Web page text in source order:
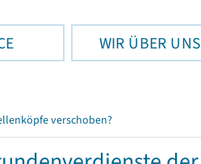
WIR ÜBER UNS
verschoben?